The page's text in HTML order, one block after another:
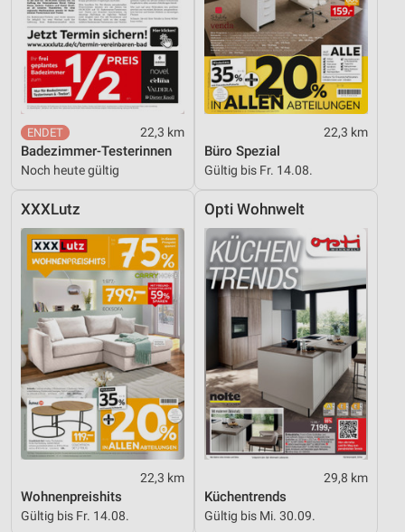
22,3 km
Badezimmer-Testerinnen
Noch heute gültig
22,3 km
Büro Spezial
Gültig bis Fr. 14.08.
XXXLutz
22,3 km
Wohnenpreishits
Gültig bis Fr. 14.08.
Opti Wohnwelt
29,8 km
Küchentrends
Gültig bis Mi. 30.09.
Verwendung reduzierter Daten zur Auswahl von
Inhalten
IAB-Besonderheiten:
Verwendung genauer Standortdaten
Informationen identifizieren
Nicht-IAB-Verarbeitungszwecke:
Performance
Funktional
Werbung